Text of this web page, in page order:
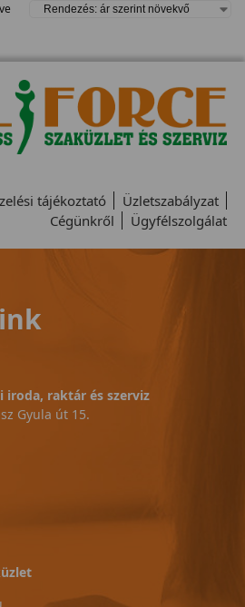
tájékoztató
Üzletszabályzat
Cégünkről
Ügyfélszolgálat
iroda, raktár és szerviz
Gyula út 15.